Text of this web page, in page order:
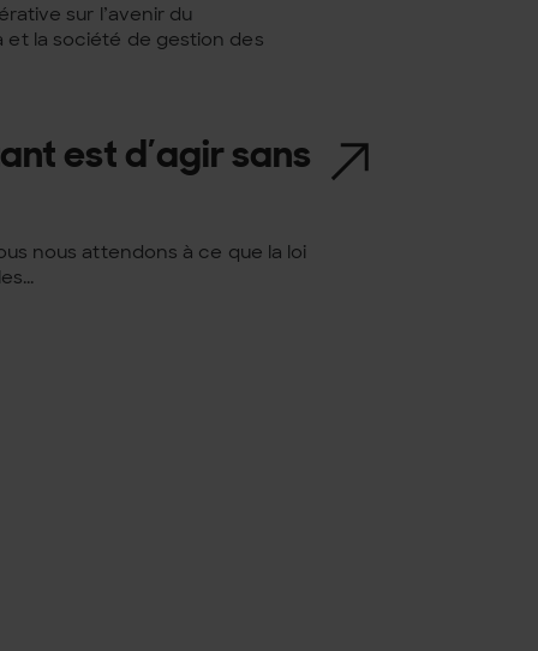
sur l’avenir du
la société de gestion des
est d’agir sans
nous attendons à ce que la loi